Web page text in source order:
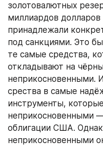
золотовалютных
миллиардов
принадлежали
под санкциями. Это
те самые средства,
откладывают на
неприкосновенными.
срества в самые
инструменты,
неприкосновенными
облигации США.
неприкосновенными